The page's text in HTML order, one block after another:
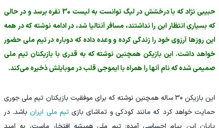
حبیبی نژاد که با درخشش در لیگ توانست به لیست 30 نفره برسد و در حالی
که بسیاری انتظار این را نداشتند، مسافر آنتالیا شد، در ادامه نوشته که در همه
این روزها آرزوی خود را زندگی کرده و وعده داده که دوباره در تیم ملی حضور
خواهد داشت. این بازیکن همچنین نوشته که به قدری با بازیکنان تیم ملی
صمیمی شده که نام آنها را همراه با ایموجی قلب در موبایلش ذخیره می‌کند.
این بازیکن 30 ساله همچنین نوشته که برای موفقیت بازیکنان تیم ملی جوری
حمایت خواهد کرد که مانند کودکی و تماشای بازیتیم ملی ایرانباشد. در